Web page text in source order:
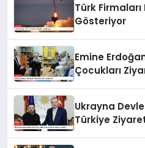
Türk Firmaları
Gösteriyor
Emine
Çocukları
Ukrayna
Türkiye